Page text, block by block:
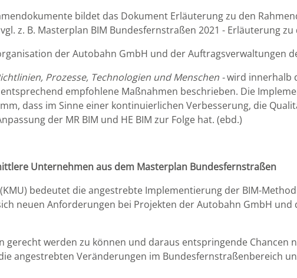
bildet das Dokument Erläuterung zu den
z. B. Masterplan BIM Bundesfernstraßen 2021 - Erläuterung
der Autobahn GmbH und der Auftragsverwaltungen
Prozesse, Technologien und Menschen -wird innerhalb
empfohlene Maßnahmen beschrieben. Die
dass im Sinne einer kontinuierlichen Verbesserung, die
der MR BIM und HE BIM zur Folge hat. (ebd.)
Unternehmen aus dem Masterplan Bundesfernstraßen
bedeutet die angestrebte Implementierung der BIM-
neuen Anforderungen bei Projekten der Autobahn GmbH
gerecht werden zu können und daraus entspringende
angestrebten Veränderungen im Bundesfernstraßenbereich